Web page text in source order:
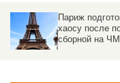
Париж
хаосу после
сборной на ЧМ